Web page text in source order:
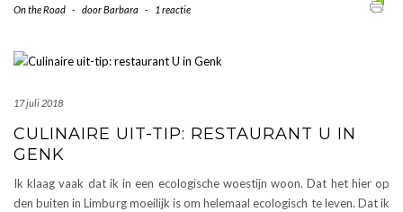
On the Road - doorBarbara - 1 reactie
17 juli 2018
CULINAIRE UIT-TIP: RESTAURANT U IN
GENK
Ik klaag vaak dat ik in een ecologische woestijn woon. Dat het hier op
den buiten in Limburg moeilijk is om helemaal ecologisch te leven. Dat ik